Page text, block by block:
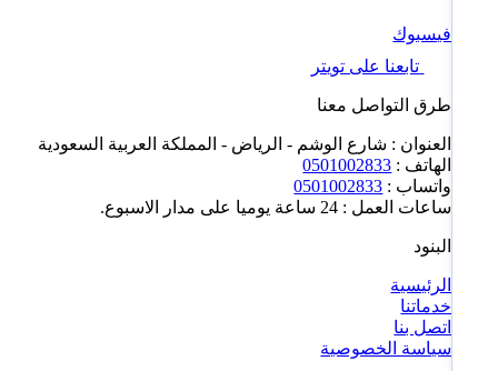
فيسبوك
تابعنا على تويتر
طرق التواصل معنا
العنوان : شارع الوشم - الرياض - المملكة العربية السعودية
الهاتف : 0501002833
واتساب : 0501002833
ساعات العمل : 24 ساعة يوميا على مدار الاسبوع.
البنود
الرئيسية
خدماتنا
اتصل بنا
سياسة الخصوصية